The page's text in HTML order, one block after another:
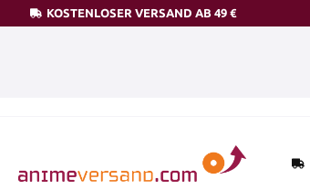
Zur Hauptnavigation springen
KOSTENLOSER VERSAND AB 49 €